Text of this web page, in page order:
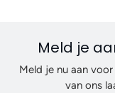
Meld je
Meld je nu aan
van ons